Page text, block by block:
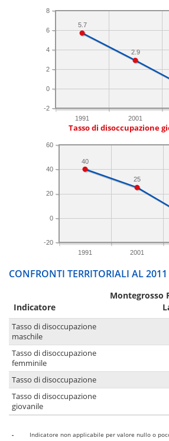
1991 2001
-2
0
2
4
6
8
2.9
5.7
Tasso di disoccupazione
1991 2001
-20
0
20
40
60
25
40
CONFRONTI TERRITORIALI AL 2011
Indicatore
Montegrosso
Tasso di disoccupazione
maschile
Tasso di disoccupazione
femminile
Tasso di disoccupazione
Tasso di disoccupazione
giovanile
-
Indicatore non applicabile per valore nullo o